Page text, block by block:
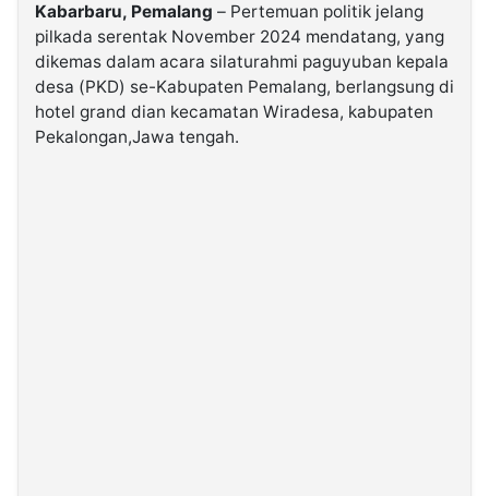
Kabarbaru, Pemalang – Pertemuan politik jelang
pilkada serentak November 2024 mendatang, yang
dikemas dalam acara silaturahmi paguyuban kepala
desa (PKD) se-Kabupaten Pemalang, berlangsung di
hotel grand dian kecamatan Wiradesa, kabupaten
Pekalongan,Jawa tengah.